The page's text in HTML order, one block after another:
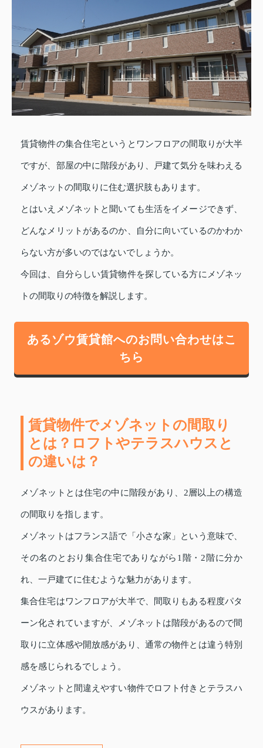
賃貸物件の集合住宅というとワンフロアの間取りが大半
ですが、部屋の中に階段があり、戸建て気分を味わえる
メゾネットの間取りに住む選択肢もあります。
とはいえメゾネットと聞いても生活をイメージできず、
どんなメリットがあるのか、自分に向いているのかわか
らない方が多いのではないでしょうか。
今回は、自分らしい賃貸物件を探している方にメゾネッ
トの間取りの特徴を解説します。
あるゾウ賃貸館へのお問い合わせはこ
ちら
賃貸物件でメゾネットの間取り
とは？ロフトやテラスハウスと
の違いは？
メゾネットとは住宅の中に階段があり、2層以上の構造
の間取りを指します。
メゾネットはフランス語で「小さな家」という意味で、
その名のとおり集合住宅でありながら1階・2階に分か
れ、一戸建てに住むような魅力があります。
集合住宅はワンフロアが大半で、間取りもある程度パタ
ーン化されていますが、メゾネットは階段があるので間
取りに立体感や開放感があり、通常の物件とは違う特別
感を感じられるでしょう。
メゾネットと間違えやすい物件でロフト付きとテラスハ
ウスがあります。